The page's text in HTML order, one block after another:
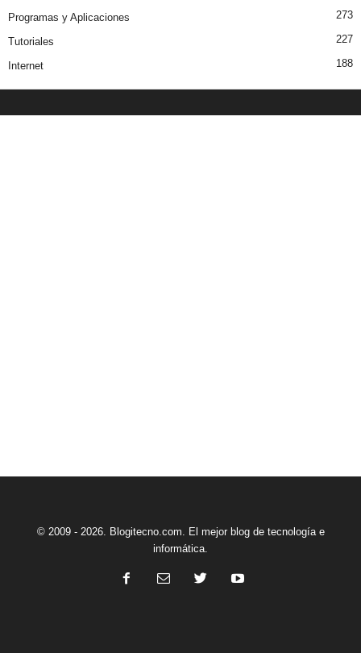
Programas y Aplicaciones 273
Tutoriales 227
Internet 188
© 2009 - 2026. Blogitecno.com. El mejor blog de tecnología e
informática.